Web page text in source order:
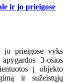
ir jo prieigose
jo prieigose vyks
3-osios
į objekto
ir sužeistųjų